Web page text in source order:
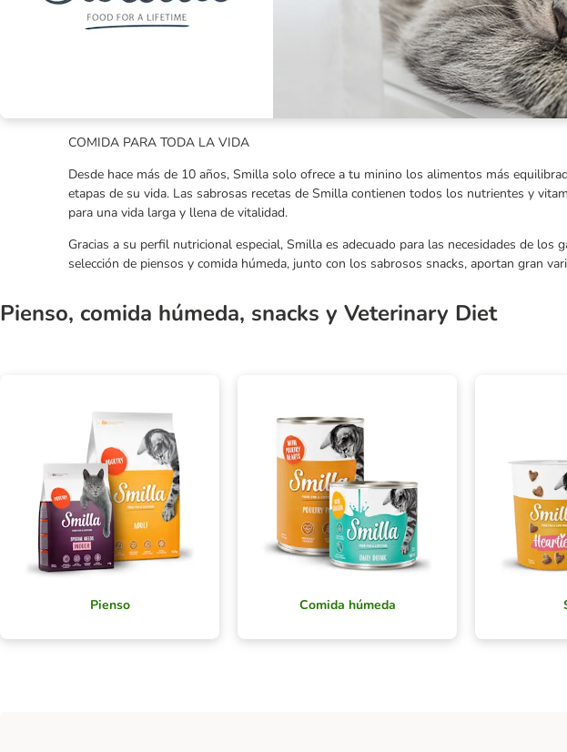
COMIDA PARA TODA LA VIDA
Desde hace más de 10 años, Smilla solo ofrece a tu minino los alimentos más
etapas de su vida. Las sabrosas recetas de Smilla contienen todos los nutrientes y
para una vida larga y llena de vitalidad.
Gracias a su perfil nutricional especial, Smilla es adecuado para las necesidades de los
selección de piensos y comida húmeda, junto con los sabrosos snacks, aportan gran
Pienso, comida húmeda, snacks y Veterinary Diet
Pienso Comida húmeda